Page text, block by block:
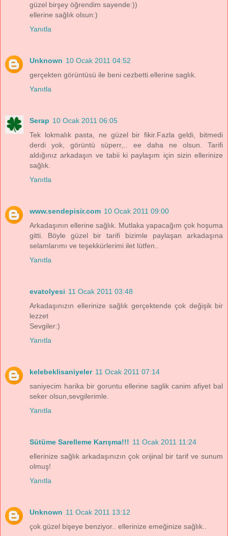
güzel birşey öğrendim sayende:))
ellerine sağlık olsun:)
Yanıtla
Unknown 10 Ocak 2011 04:52
gerçekten görüntüsü ile beni cezbetti.ellerine saglık.
Yanıtla
Serap 10 Ocak 2011 06:05
Tek lokmalık pasta, ne güzel bir fikir.Fazla geldi, bitmedi
derdi yok, görüntü süperr,.. ee daha ne olsun. Tarifi
aldığınız arkadaşın ve tabii ki paylaşım için sizin ellerinize
sağlık.
Yanıtla
www.sendepisir.com 10 Ocak 2011 09:00
Arkadaşının ellerine sağlık. Mutlaka yapacağım çok hoşuma
gitti. Böyle güzel bir tarifi bizimle paylaşan arkadaşına
selamlarımı ve teşekkürlerimi ilet lütfen..
Yanıtla
evatolyesi 11 Ocak 2011 03:48
Arkadaşınızın ellerinize sağlık gerçektende çok değişik bir
lezzet
Sevgiler:)
Yanıtla
kelebeklisaniyeler 11 Ocak 2011 07:14
saniyecim harika bir goruntu ellerine saglik canim afiyet bal
seker olsun,sevgilerimle.
Yanıtla
Sütüme Sarelleme Karışma!!! 11 Ocak 2011 11:24
ellerinize sağlık arkadaşınızın çok orijinal bir tarif ve sunum
olmuş!
Yanıtla
Unknown 11 Ocak 2011 13:12
çok güzel bişeye benziyor.. ellerinize emeğinize sağlık..